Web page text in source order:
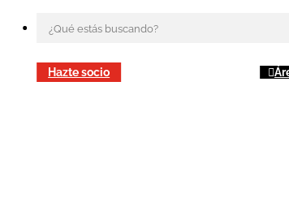
Hazte socio